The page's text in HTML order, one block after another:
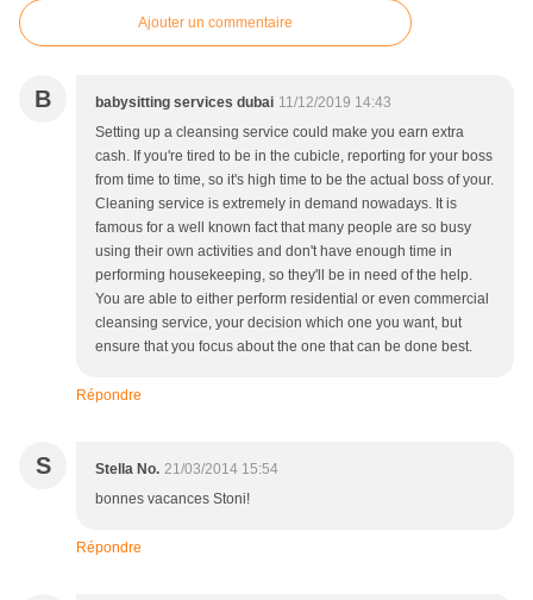
Ajouter un commentaire
B babysitting services dubai 11/12/2019 14:43
Setting up a cleansing service could make you earn extra
cash. If you're tired to be in the cubicle, reporting for your boss
from time to time, so it's high time to be the actual boss of your.
Cleaning service is extremely in demand nowadays. It is
famous for a well known fact that many people are so busy
using their own activities and don't have enough time in
performing housekeeping, so they'll be in need of the help.
You are able to either perform residential or even commercial
cleansing service, your decision which one you want, but
ensure that you focus about the one that can be done best.
Répondre
S Stella No. 21/03/2014 15:54
bonnes vacances Stoni!
Répondre